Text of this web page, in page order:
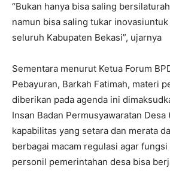
“Bukan hanya bisa saling
namun bisa saling tukar
seluruh Kabupaten Bekasi”, ujarnya
Sementara menurut Ketua Forum
Pebayuran, Barkah Fatimah, materi
diberikan pada agenda ini
Insan Badan Permusyawaratan Desa
kapabilitas yang setara dan merata
berbagai macam regulasi agar
personil pemerintahan desa bisa